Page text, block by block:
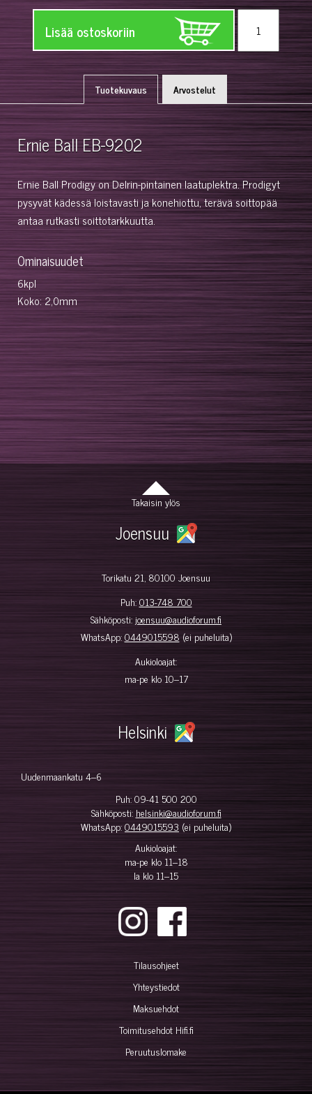
Lisää ostoskoriin
Tuotekuvaus Arvostelut
Ernie Ball EB-9202
Ernie Ball Prodigy on Delrin-pintainen laatuplektra. Prodigyt
pysyvät kädessä loistavasti ja konehiottu, terävä soittopää
antaa rutkasti soittotarkkuutta.
Ominaisuudet
6kpl
Koko: 2,0mm
Takaisin ylös
Joensuu
Torikatu 21, 80100 Joensuu
Puh:013-748 700
Sähköposti: joensuu@audioforum.fi
WhatsApp:0449015598 (ei puheluita)
Aukioloajat:
ma-pe klo 10–17
Helsinki
Uudenmaankatu 4–6
Puh:09-41 500 200
Sähköposti: helsinki@audioforum.fi
WhatsApp:0449015593 (ei puheluita)
Aukioloajat:
ma-pe klo 11–18
la klo 11–15
Tilausohjeet
Yhteystiedot
Maksuehdot
Toimitusehdot Hifi.fi
Peruutuslomake